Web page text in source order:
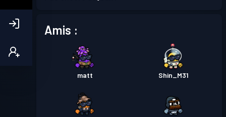
Amis :
matt Shin_M31